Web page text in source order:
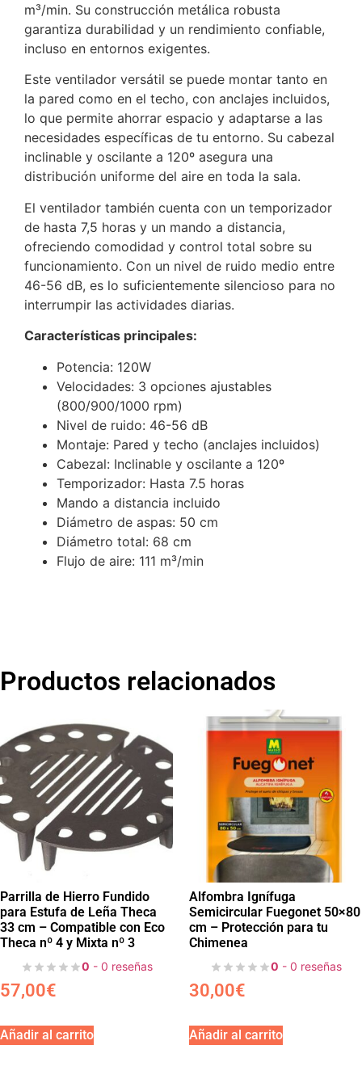
m³/min. Su construcción metálica robusta
garantiza durabilidad y un rendimiento confiable,
incluso en entornos exigentes.
Este ventilador versátil se puede montar tanto en
la pared como en el techo, con anclajes incluidos,
lo que permite ahorrar espacio y adaptarse a las
necesidades específicas de tu entorno. Su cabezal
inclinable y oscilante a 120º asegura una
distribución uniforme del aire en toda la sala.
El ventilador también cuenta con un temporizador
de hasta 7,5 horas y un mando a distancia,
ofreciendo comodidad y control total sobre su
funcionamiento. Con un nivel de ruido medio entre
46-56 dB, es lo suficientemente silencioso para no
interrumpir las actividades diarias.
Características principales:
Potencia: 120W
Velocidades: 3 opciones ajustables
(800/900/1000 rpm)
Nivel de ruido: 46-56 dB
Montaje: Pared y techo (anclajes incluidos)
Cabezal: Inclinable y oscilante a 120º
Temporizador: Hasta 7.5 horas
Mando a distancia incluido
Diámetro de aspas: 50 cm
Diámetro total: 68 cm
Flujo de aire: 111 m³/min
Productos relacionados
Parrilla de Hierro Fundido
para Estufa de Leña Theca
33 cm – Compatible con Eco
Theca nº 4 y Mixta nº 3
0 - 0 reseñas
57,00€
Añadir al carrito
Alfombra Ignífuga
Semicircular Fuegonet 50×80
cm – Protección para tu
Chimenea
0 - 0 reseñas
30,00€
Añadir al carrito